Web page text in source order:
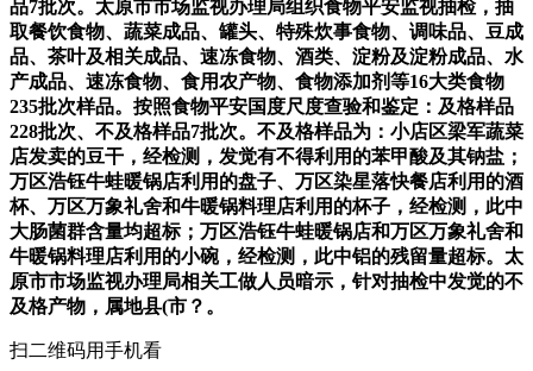
品7批次。太原市市场监视办理局组织食物平安监视抽检，抽
取餐饮食物、蔬菜成品、罐头、特殊炊事食物、调味品、豆成
品、茶叶及相关成品、速冻食物、酒类、淀粉及淀粉成品、水
产成品、速冻食物、食用农产物、食物添加剂等16大类食物
235批次样品。按照食物平安国度尺度查验和鉴定：及格样品
228批次、不及格样品7批次。不及格样品为：小店区梁军蔬菜
店发卖的豆干，经检测，发觉有不得利用的苯甲酸及其钠盐；
万区浩钰牛蛙暖锅店利用的盘子、万区染星落快餐店利用的酒
杯、万区万象礼舍和牛暖锅料理店利用的杯子，经检测，此中
大肠菌群含量均超标；万区浩钰牛蛙暖锅店和万区万象礼舍和
牛暖锅料理店利用的小碗，经检测，此中铝的残留量超标。太
原市市场监视办理局相关工做人员暗示，针对抽检中发觉的不
及格产物，属地县(市？。
扫二维码用手机看